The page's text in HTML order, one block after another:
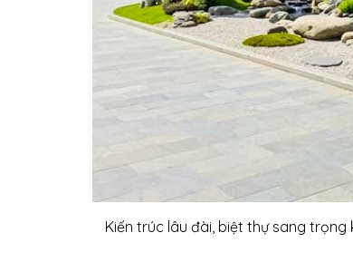
Kiến trúc lâu đài, biệt thự sang